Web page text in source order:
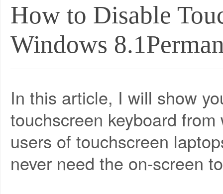
How to Disable
Windows
In this article, I will show
touchscreen keyboard
users of touchscreen
never need the on-screen